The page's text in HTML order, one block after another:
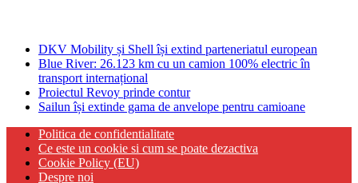
DKV Mobility și Shell își extind parteneriatul european
Blue River: 26.123 km cu un camion 100% electric în
transport internațional
Proiectul Revoy prinde contur
Sailun își extinde gama de anvelope pentru camioane
Politica de confidentialitate
Ce este un cookie si cum se poate dezactiva
Cookie Policy (EU)
Despre noi